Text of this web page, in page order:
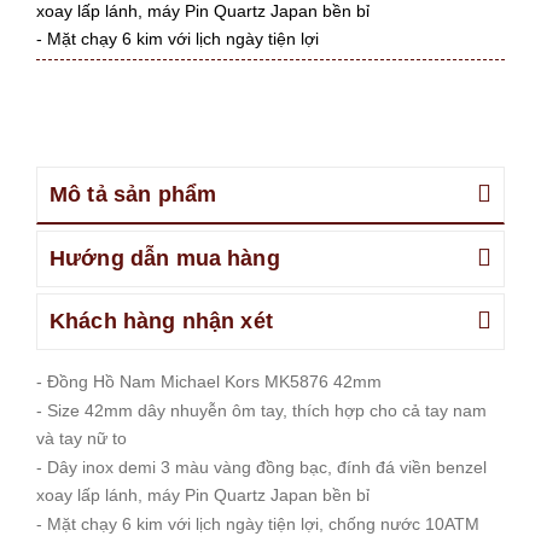
xoay lấp lánh, máy Pin Quartz Japan bền bỉ
- Mặt chạy 6 kim với lịch ngày tiện lợi
Mô tả sản phẩm
Hướng dẫn mua hàng
Khách hàng nhận xét
- Đồng Hồ Nam Michael Kors MK5876 42mm
- Size 42mm dây nhuyễn ôm tay, thích hợp cho cả tay nam
và tay nữ to
- Dây inox demi 3 màu vàng đồng bạc, đính đá viền benzel
xoay lấp lánh, máy Pin Quartz Japan bền bỉ
- Mặt chạy 6 kim với lịch ngày tiện lợi, chống nước 10ATM